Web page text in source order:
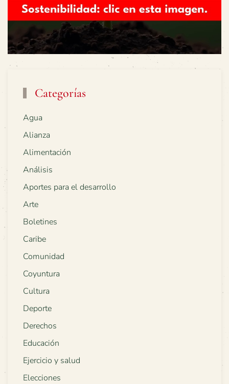
Categorías
Agua
Alianza
Alimentación
Análisis
Aportes para el desarrollo
Arte
Boletines
Caribe
Comunidad
Coyuntura
Cultura
Deporte
Derechos
Educación
Ejercicio y salud
Elecciones